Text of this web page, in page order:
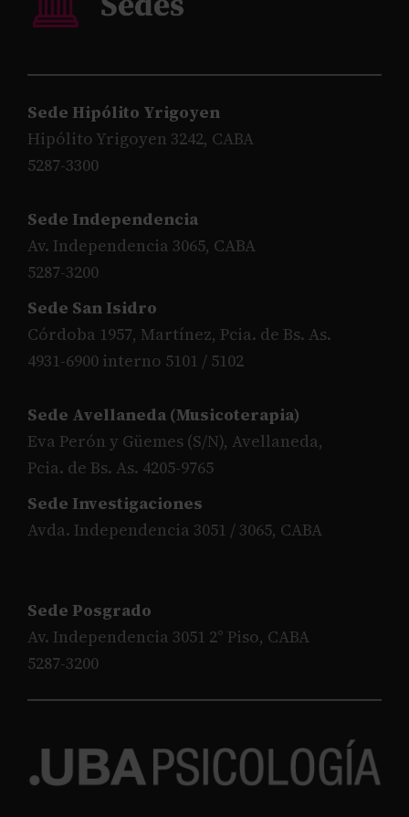
Sede Hipólito Yrigoyen
Hipólito Yrigoyen 3242, CABA
5287-3300
Sede Independencia
Av. Independencia 3065, CABA
5287-3200
Sede San Isidro
Córdoba 1957, Martínez, Pcia. de Bs. As.
4931-6900 interno 5101 / 5102
Sede Avellaneda (Musicoterapia)
Eva Perón y Güemes (S/N), Avellaneda,
Pcia. de Bs. As. 4205-9765
Sede Investigaciones
Avda. Independencia 3051 / 3065, CABA
Sede Posgrado
Av. Independencia 3051 2° Piso, CABA
5287-3200